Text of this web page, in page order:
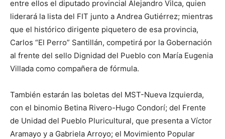
entre ellos el diputado provincial Alejandro Vilca, quien
liderará la lista del FIT junto a Andrea Gutiérrez; mientras
que el histórico dirigente piquetero de esa provincia,
Carlos “El Perro” Santillán, competirá por la Gobernación
al frente del sello Dignidad del Pueblo con María Eugenia
Villada como compañera de fórmula.
También estarán las boletas del MST-Nueva Izquierda,
con el binomio Betina Rivero-Hugo Condorí; del Frente
de Unidad del Pueblo Pluricultural, que presenta a Víctor
Aramayo y a Gabriela Arroyo; el Movimiento Popular